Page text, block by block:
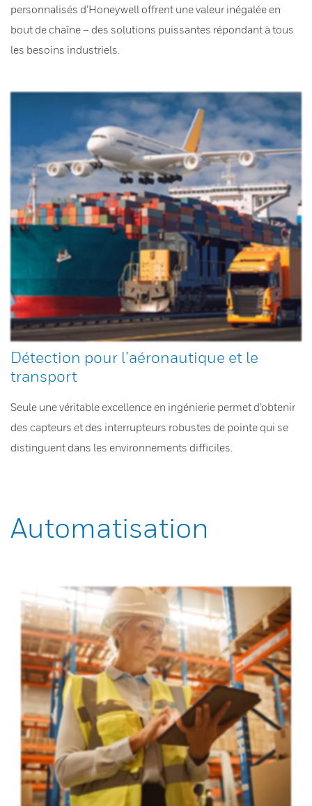
personnalisés d’Honeywell offrent une valeur inégalée en
bout de chaîne – des solutions puissantes répondant à tous
les besoins industriels.
Détection pour l’aéronautique et le
transport
Seule une véritable excellence en ingénierie permet d’obtenir
des capteurs et des interrupteurs robustes de pointe qui se
distinguent dans les environnements difficiles.
Automatisation